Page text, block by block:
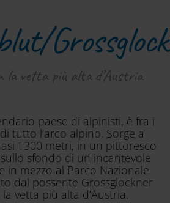
la vetta più alta d’Austria
paese di alpinisti, è fra i
tutto l’arco alpino. Sorge a
1300 metri, in un pittoresco
sfondo di un incantevole
in mezzo al Parco Nazionale
dal possente Grossglockner
vetta più alta d’Austria.